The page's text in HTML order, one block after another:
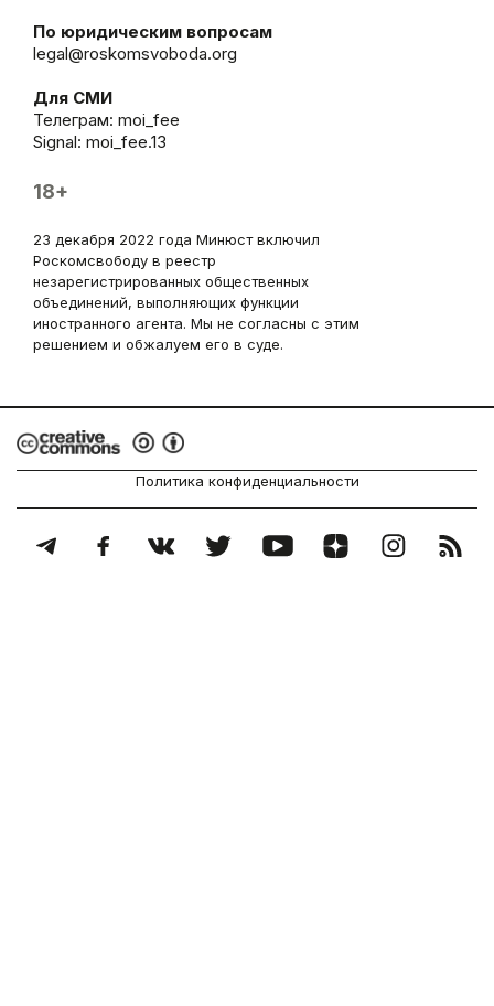
По юридическим вопросам
legal@roskomsvoboda.org
Для СМИ
Телеграм: moi_fee
Signal: moi_fee.13
18+
23 декабря 2022 года Минюст включил
Роскомсвободу в реестр
незарегистрированных общественных
объединений, выполняющих функции
иностранного агента. Мы не согласны с этим
решением и обжалуем его в суде.
Политика конфиденциальности